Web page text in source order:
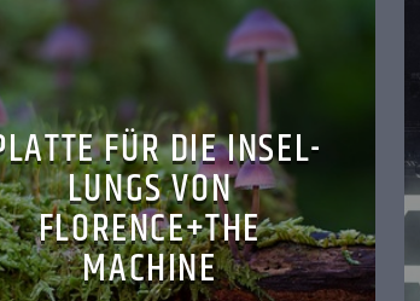
FÜR DIE INSEL-
LUNGS VON
FLORENCE+THE
MACHINE